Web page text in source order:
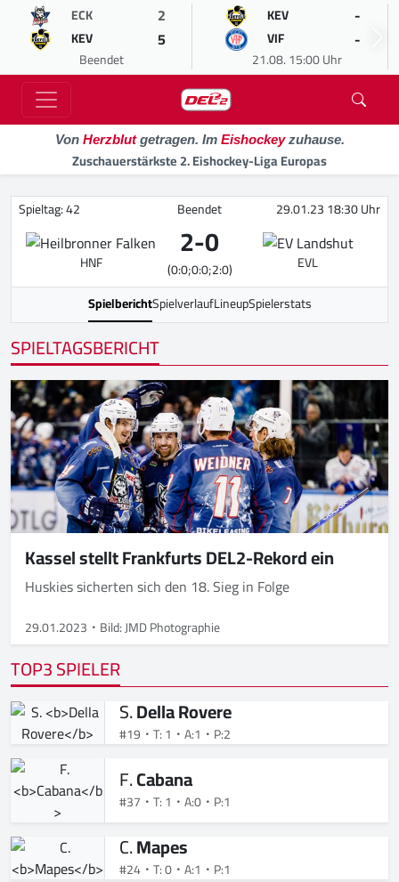
ECK 2
KEV 5
Beendet
KEV -
VIF -
21.08. 15:00 Uhr
Von Herzblutgetragen. Im Eishockeyzuhause.
Zuschauerstärkste 2. Eishockey-Liga Europas
Spieltag: 42 Beendet 29.01.23 18:30 Uhr
HNF 2-0
(0:0;0:0;2:0)
EVL
SpielberichtSpielverlaufLineupSpielerstats
SPIELTAGSBERICHT
Kassel stellt Frankfurts DEL2-Rekord ein
Huskies sicherten sich den 18. Sieg in Folge
29.01.2023 Bild: JMD Photographie
TOP3 SPIELER
S.Della Rovere
#19 T: 1 A:1 P:2
F.Cabana
#37 T: 1 A:0 P:1
C.Mapes
#24 T: 0 A:1 P:1